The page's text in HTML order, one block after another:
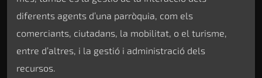
diferents agents d’una parròquia, com els
comerciants, ciutadans, la mobilitat, o el turisme,
entre d’altres, i la gestió i administració dels
recursos.